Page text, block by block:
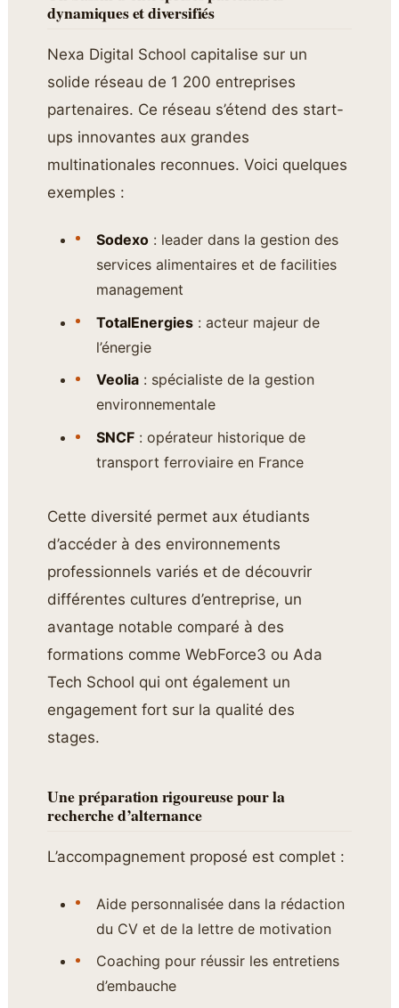
dynamiques et diversifiés
Nexa Digital School capitalise sur un
solide réseau de 1 200 entreprises
partenaires. Ce réseau s’étend des start-
ups innovantes aux grandes
multinationales reconnues. Voici quelques
exemples :
Sodexo: leader dans la gestion des
services alimentaires et de facilities
management
TotalEnergies: acteur majeur de
l’énergie
Veolia: spécialiste de la gestion
environnementale
SNCF: opérateur historique de
transport ferroviaire en France
Cette diversité permet aux étudiants
d’accéder à des environnements
professionnels variés et de découvrir
différentes cultures d’entreprise, un
avantage notable comparé à des
formations comme WebForce3 ou Ada
Tech School qui ont également un
engagement fort sur la qualité des
stages.
Une préparation rigoureuse pour la
recherche d’alternance
L’accompagnement proposé est complet :
Aide personnalisée dans la rédaction
du CV et de la lettre de motivation
Coaching pour réussir les entretiens
d’embauche